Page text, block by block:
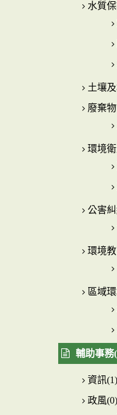
水質
土壤
廢棄
環境
公害
環境
區域
輔助事務
資訊(1)
政風(0)